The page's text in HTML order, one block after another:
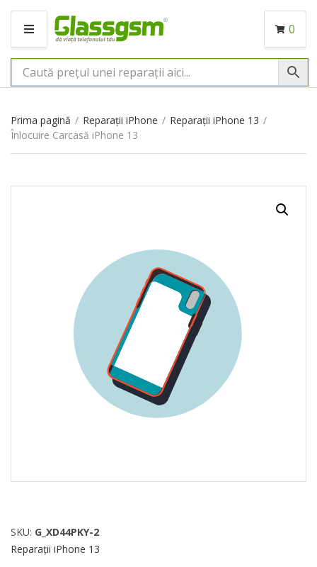
M
N
I
0
Prima pagină / Reparații iPhone / Reparații iPhone 13 /
Înlocuire Carcasă iPhone 13
SKU: G_XD44PKY-2
Reparații iPhone 13